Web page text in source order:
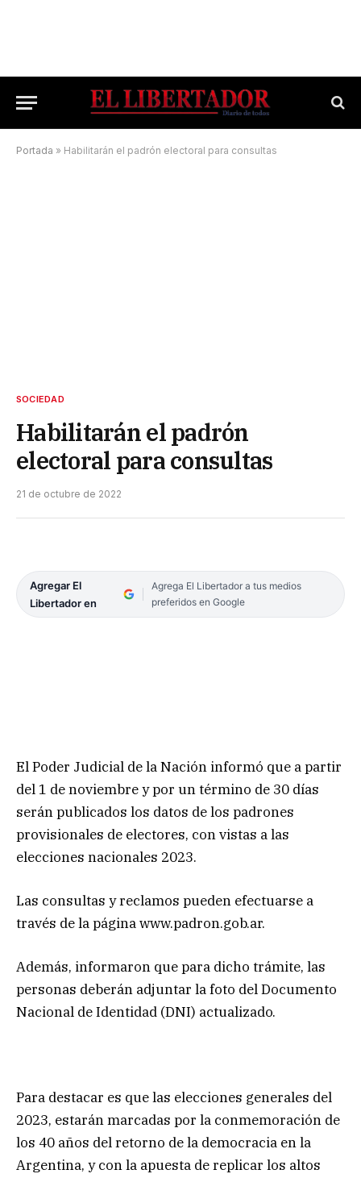
Portada » Habilitarán el padrón electoral para consultas
SOCIEDAD
Habilitarán el padrón
electoral para consultas
21 de octubre de 2022
Agregar El
Libertador en
Agrega El Libertador a tus medios
preferidos en Google
El Poder Judicial de la Nación informó que a partir
del 1 de noviembre y por un término de 30 días
serán publicados los datos de los padrones
provisionales de electores, con vistas a las
elecciones nacionales 2023.
Las consultas y reclamos pueden efectuarse a
través de la página www.padron.gob.ar.
Además, informaron que para dicho trámite, las
personas deberán adjuntar la foto del Documento
Nacional de Identidad (DNI) actualizado.
Para destacar es que las elecciones generales del
2023, estarán marcadas por la conmemoración de
los 40 años del retorno de la democracia en la
Argentina, y con la apuesta de replicar los altos